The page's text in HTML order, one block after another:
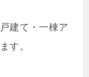
建て・一棟ア
す。